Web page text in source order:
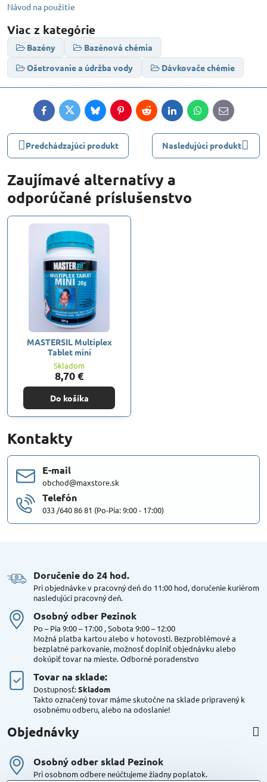
Návod na použitie
Viac z kategórie
Bazény
Bazénová chémia
Ošetrovanie a údržba vody
Dávkovače chémie
FacebookTwitterBlueskyPinterestRedditLinkedInWhatsApp
E-
mail
Predchádzajúci produkt Nasledujúci produkt
Zaujímavé alternatívy a
odporúčané príslušenstvo
MASTERSIL Multiplex
Tablet mini
Skladom
8,70 €
Do košíka
Kontakty
E-mail
obchod@maxstore.sk
Telefón
033 /640 86 81 (Po-Pia: 9:00 - 17:00)
Doručenie do 24 hod​.
Pri objednávke v pracovný deň do 11:00 hod, doručenie kuriérom
nasledujúci pracovný deň.
Osobný odber Pezinok
Po – Pia 9:00 – 17:00 , Sobota 9:00 – 12:00
Možná platba kartou alebo v hotovosti. Bezproblémové a
bezplatné parkovanie, možnosť doplniť objednávku alebo
dokúpiť tovar na mieste. Odborné poradenstvo
Tovar na sklade:
Dostupnosť:Skladom
Takto označený tovar máme skutočne na sklade pripravený k
osobnému odberu, alebo na odoslanie!
Objednávky
Osobný odber sklad Pezinok
Pri osobnom odbere neúčtujeme žiadny poplatok.